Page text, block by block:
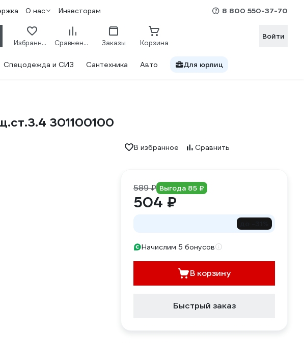
О нас Инвесторам 8 800 550-37-70
Избранное Сравнение Заказы Корзина
Войти
Спецодежда и СИЗ Сантехника Авто Для юрлиц
301100100
В избранное Сравнить
589 ₽ Выгода 85 ₽
504 ₽
Начислим 5 бонусов
В корзину
Быстрый заказ